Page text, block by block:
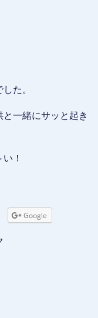
た。
一緒にサッと起き
！
Google